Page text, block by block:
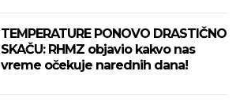
TEMPERATURE PONOVO DRASTIČNO
SKAČU: RHMZ objavio kakvo nas
vreme očekuje narednih dana!